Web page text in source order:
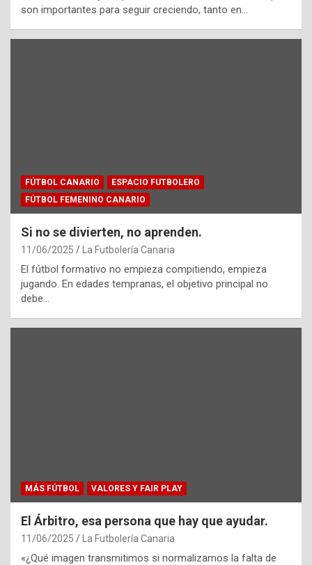
son importantes para seguir creciendo, tanto en…
FÚTBOL CANARIO
ESPACIO FUTBOLERO
FÚTBOL FEMENINO CANARIO
Si no se divierten, no aprenden.
11/06/2025 La Futbolería Canaria
El fútbol formativo no empieza compitiendo, empieza
jugando. En edades tempranas, el objetivo principal no
debe…
MÁS FÚTBOL VALORES Y FAIR PLAY
El Árbitro, esa persona que hay que ayudar.
11/06/2025 La Futbolería Canaria
«¿Qué imagen transmitimos si normalizamos la falta de